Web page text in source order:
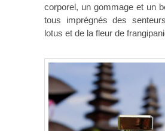
corporel, un gommage et un
tous imprégnés des
lotus et de la fleur de